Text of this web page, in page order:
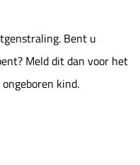
Bent u
Meld dit dan voor het
kind.